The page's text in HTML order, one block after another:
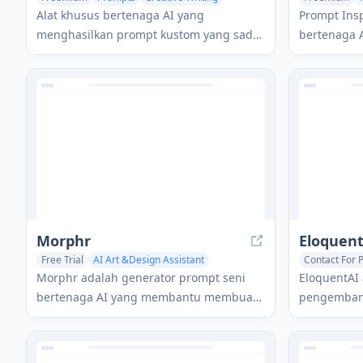
Alat khusus bertenaga AI yang
menghasilkan prompt kustom yang sadar
konteks di berbagai domain seperti
dan bisnis untuk meningkatkan interaksi
Prompts
Prompt
bertenaga
melalui
Morphr
Free Trial
AI Art &Design Assistant
AI Art &Design Creator
Prompts
Morphr adalah generator prompt seni
bertenaga AI yang membantu membuat
dan mengoptimalkan prompt untuk
Contact For